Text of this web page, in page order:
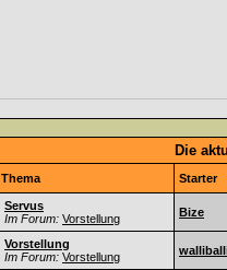
Die
Thema Starter
Servus
Im Forum: Vorstellung Bize
Vorstellung
Im Forum: Vorstellung